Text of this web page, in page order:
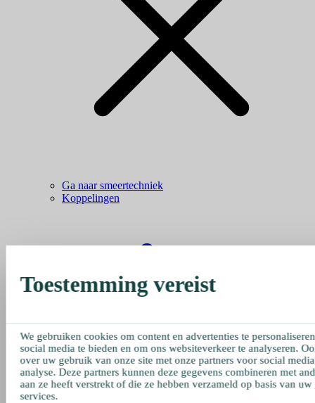
Ga naar smeertechniek
Koppelingen
Toestemming vereist
We gebruiken cookies om content en advertenties te
social media te bieden en om ons websiteverkeer te analyseren.
over uw gebruik van onze site met onze partners voor social
analyse. Deze partners kunnen deze gegevens combineren met
aan ze heeft verstrekt of die ze hebben verzameld op basis van
services.